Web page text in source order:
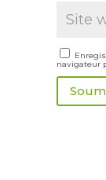
navigateur